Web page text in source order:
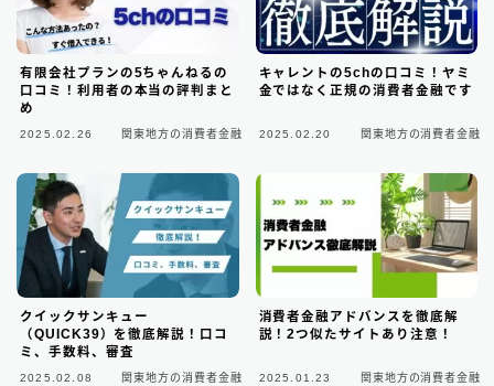
後払い決済サービス
おまとめローン
有限会社プランの5ちゃんねるの
口コミ！利用者の本当の評判まと
め
2025.02.26 関東地方の消費者金融
キャレントの5chの口コミ！ヤミ
金ではなく正規の消費者金融です
2025.02.20 関東地方の消費者金融
クイックサンキュー
（QUICK39）を徹底解説！口コ
ミ、手数料、審査
2025.02.08 関東地方の消費者金融
消費者金融アドバンスを徹底解
説！2つ似たサイトあり注意！
2025.01.23 関東地方の消費者金融